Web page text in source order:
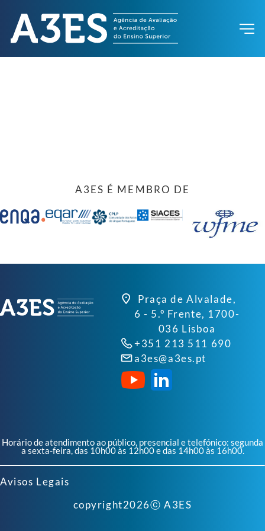
A3ES É MEMBRO DE
Praça de Alvalade,
6 - 5.º Frente, 1700-
036 Lisboa
+351 213 511 690
a3es@a3es.pt
Horário de atendimento ao público, presencial e telefónico: segunda
a sexta-feira, das 10h00 às 12h00 e das 14h00 às 16h00.
Avisos Legais
copyright2026ⓒ A3ES